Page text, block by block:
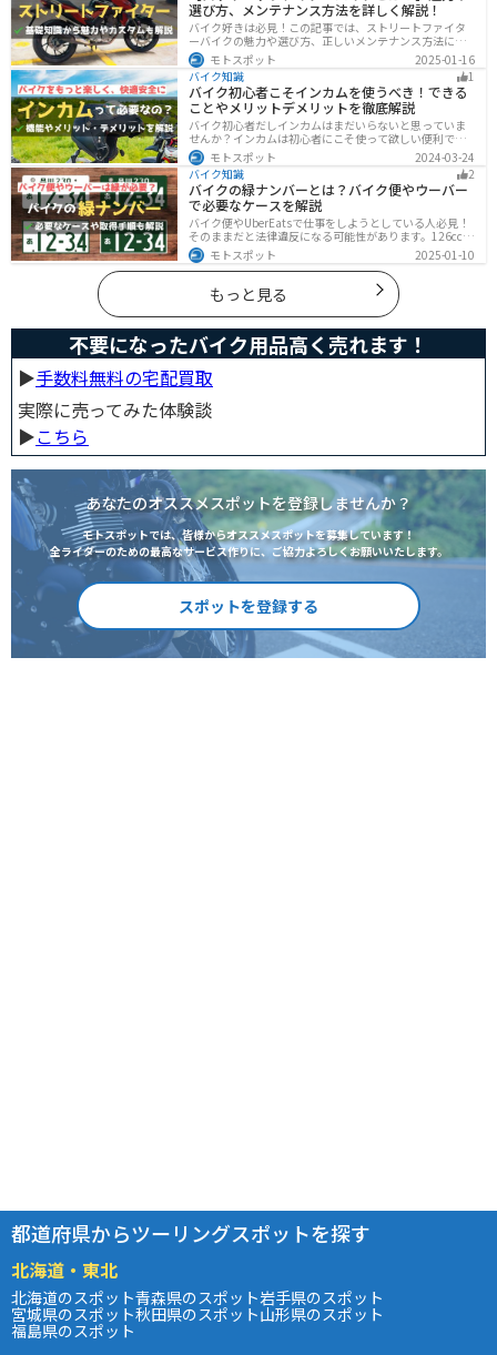
選び方、メンテナンス方法を詳しく解説！
バイク好きは必見！この記事では、ストリートファイタ
ーバイクの魅力や選び方、正しいメンテナンス方法につ
いて解説しています。実はストリートファイターバイク
は、個性的なデザインと高い走行性能が魅力です。この
記事を読めば、ストリートファイターバイクの魅力がわ
かります。
モトスポット
2025-01-16
バイク知識
1
バイク初心者こそインカムを使うべき！できる
ことやメリットデメリットを徹底解説
バイク初心者だしインカムはまだいらないと思っていま
せんか？インカムは初心者にこそ使って欲しい便利で安
全に運転するための機器です。インカムでできることや
メリットデメリットなどまとめましたので、気になって
いる人はぜひ参考にしてください。
モトスポット
2024-03-24
バイク知識
2
バイクの緑ナンバーとは？バイク便やウーバー
で必要なケースを解説
バイク便やUberEatsで仕事をしようとしている人必見！
そのままだと法律違反になる可能性があります。126cc以
上のバイクで運送事業を行う場合、緑ナンバー（事業
用）が必要になります。本記事では緑ナンバーの必要な
ケースや取得方法を解説します。
モトスポット 2025-01-10
もっと見る
不要になったバイク用品高く売れます！
▶︎手数料無料の宅配買取
実際に売ってみた体験談
▶︎こちら
あなたのオススメスポットを登録しませんか？
モトスポットでは、皆様からオススメスポットを募集しています！
全ライダーのための最高なサービス作りに、ご協力よろしくお願いいたします。
スポットを登録する
都道府県からツーリングスポットを探す
北海道・東北
北海道のスポット青森県のスポット岩手県のスポット
宮城県のスポット秋田県のスポット山形県のスポット
福島県のスポット